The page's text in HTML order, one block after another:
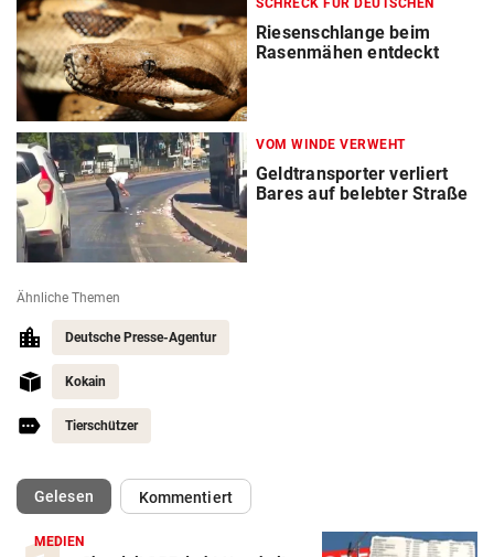
SCHRECK FÜR DEUTSCHEN
Riesenschlange beim
Rasenmähen entdeckt
VOM WINDE VERWEHT
Geldtransporter verliert
Bares auf belebter Straße
Ähnliche Themen
Deutsche Presse-Agentur
Kokain
Tierschützer
Gelesen(ausgewählt)Kommentiert
MEDIEN